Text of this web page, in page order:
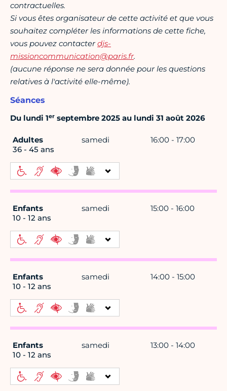
contractuelles.
Si vous êtes organisateur de cette activité et que vous
souhaitez compléter les informations de cette fiche,
vous pouvez contacterdjs-
missioncommunication@paris.fr.
(aucune réponse ne sera donnée pour les questions
relatives à l'activité elle-même).
Séances
Du lundi 1er septembre 2025 au lundi 31 août 2026
Adultes
36 - 45 ans
samedi 16:00 - 17:00
Enfants
10 - 12 ans
samedi 15:00 - 16:00
Enfants
10 - 12 ans
samedi 14:00 - 15:00
Enfants
10 - 12 ans
samedi 13:00 - 14:00